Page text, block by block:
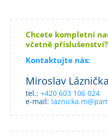
Chcete kompletní
včetně příslušenství?
Kontaktujte nás:
Miroslav Láznička
tel.: +420 603 106 024
e-mail: